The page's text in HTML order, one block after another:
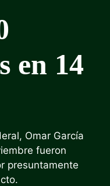
en 14
Omar García
fueron
presuntamente